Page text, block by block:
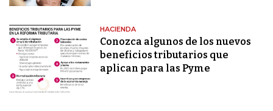
HACIENDA
Conozca algunos de los nuevos
beneficios tributarios que
aplican para las Pyme